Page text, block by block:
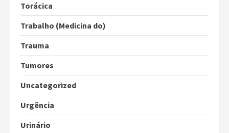
Torácica
Trabalho (Medicina do)
Trauma
Tumores
Uncategorized
Urgência
Urinário